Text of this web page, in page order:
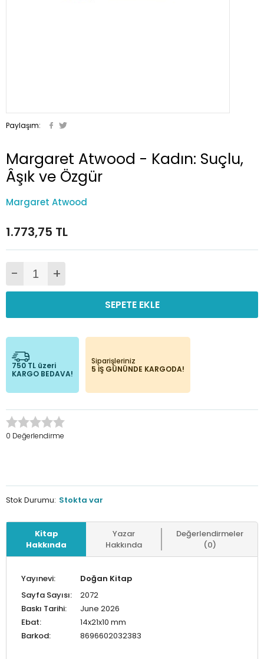
Paylaşım:
Margaret Atwood - Kadın: Suçlu,
Âşık ve Özgür
Margaret Atwood
1.773,75 TL
- +
SEPETE EKLE
750 TL üzeri
KARGO BEDAVA!
Siparişleriniz
5 İŞ GÜNÜNDE KARGODA!
0 Değerlendirme
Stok Durumu: Stokta var
Kitap
Hakkında
Yazar
Hakkında
Değerlendirmeler
(0)
Yayınevi:
Doğan Kitap
Sayfa Sayısı:
2072
Baskı Tarihi:
June 2026
Ebat:
14x21x10 mm
Barkod:
8696602032383